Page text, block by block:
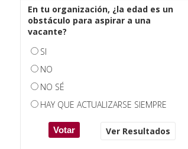
En tu organización, ¿la edad es un
obstáculo para aspirar a una
vacante?
SI
NO
NO SÉ
HAY QUE ACTUALIZARSE SIEMPRE
Ver Resultados